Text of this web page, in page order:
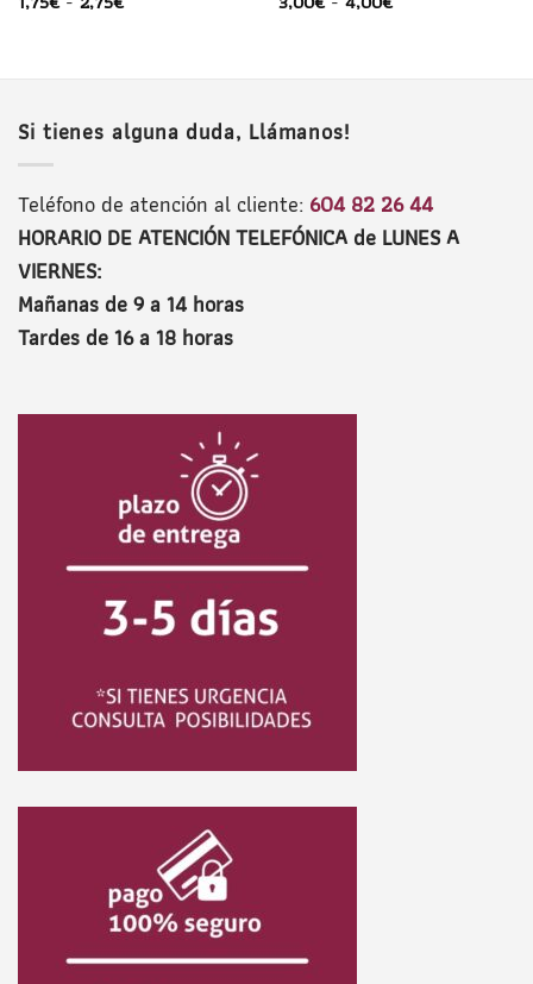
Si tienes alguna duda, Llámanos!
Teléfono de atención al cliente: 604 82 26 44
HORARIO DE ATENCIÓN TELEFÓNICA de LUNES A
VIERNES:
Mañanas de 9 a 14 horas
Tardes de 16 a 18 horas